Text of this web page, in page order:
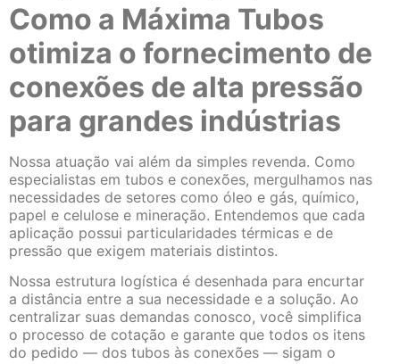
Como a Máxima Tubos
otimiza o fornecimento de
conexões de alta pressão
para grandes indústrias
Nossa atuação vai além da simples revenda. Como
especialistas em tubos e conexões, mergulhamos nas
necessidades de setores como óleo e gás, químico,
papel e celulose e mineração. Entendemos que cada
aplicação possui particularidades térmicas e de
pressão que exigem materiais distintos.
Nossa estrutura logística é desenhada para encurtar
a distância entre a sua necessidade e a solução. Ao
centralizar suas demandas conosco, você simplifica
o processo de cotação e garante que todos os itens
do pedido — dos tubos às conexões — sigam o